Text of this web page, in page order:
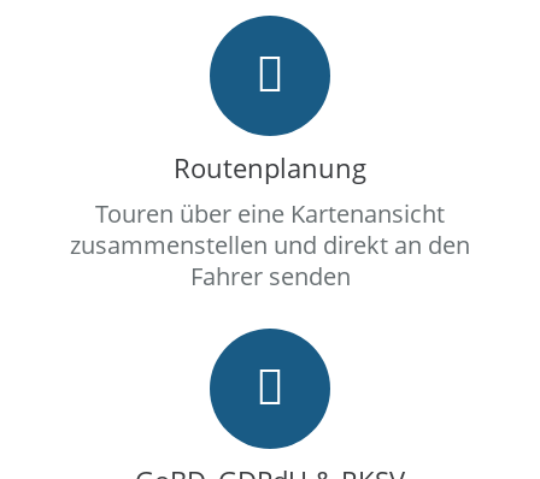
Routenplanung
Touren über eine Kartenansicht
zusammenstellen und direkt an den
Fahrer senden